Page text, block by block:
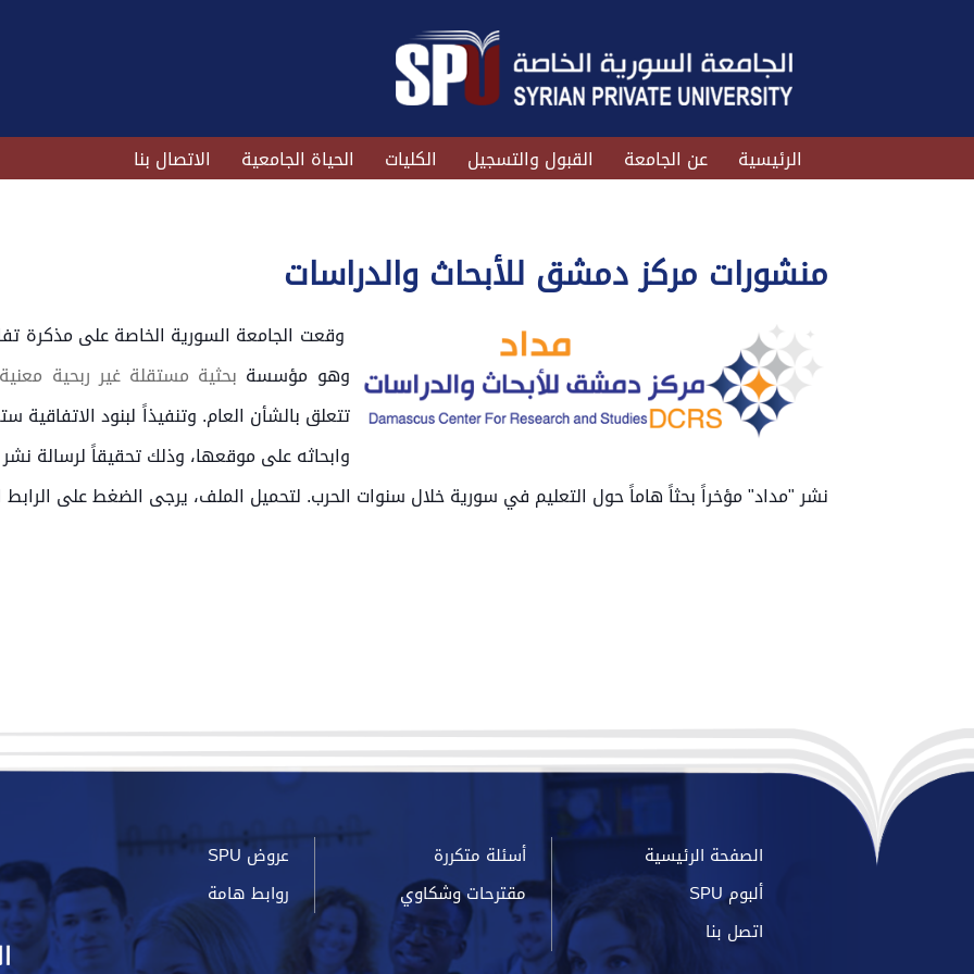
الرئيسية عن الجامعة القبول والتسجيل الكليات الحياة الجامعية الاتصال بنا
منشورات مركز دمشق للأبحاث والدراسات
وقعت الجامعة السورية الخاصة على مذكرة
وهو مؤسسة بحثية مستقلة غير ربحية معنية
تتعلق بالشأن العام. وتنفيذاً لبنود
وابحاثه على موقعها، وذلك تحقيقاً لرسالة
نشر "مداد" مؤخراً بحثاً هاماً حول التعليم في سورية خلال سنوات الحرب. لتحميل الملف، يرجى الضغط على الرابط
الصفحة الرئيسية أسئلة متكررة
عروض SPU
ألبوم SPU
مقترحات وشكاوي
روابط هامة
اتصل بنا